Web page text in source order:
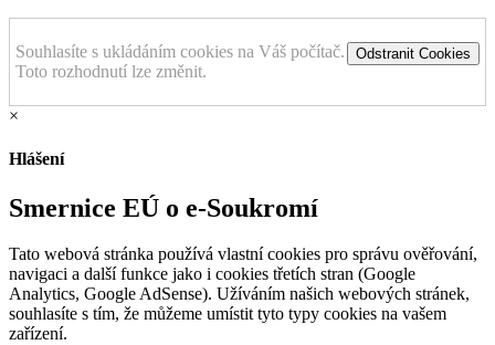
Odstranit Cookies
Souhlasíte s ukládáním cookies na Váš počítač.
Toto rozhodnutí lze změnit.
×
Hlášení
Smernice EÚ o e-Soukromí
Tato webová stránka používá vlastní cookies pro správu ověřování,
navigaci a další funkce jako i cookies třetích stran (Google
Analytics, Google AdSense). Užíváním našich webových stránek,
souhlasíte s tím, že můžeme umístit tyto typy cookies na vašem
zařízení.